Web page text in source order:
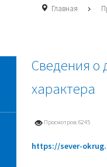
Главная
Сведения о
характера
Просмотров: 6245
https://sever-